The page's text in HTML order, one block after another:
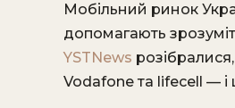
Мобільний ринок
допомагають
YSTNews
Vodafone та lifecell —